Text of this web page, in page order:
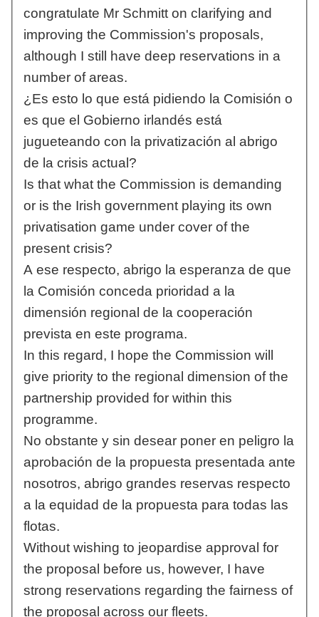
congratulate Mr Schmitt on clarifying and
improving the Commission's proposals,
although I still have deep reservations in a
number of areas.
¿Es esto lo que está pidiendo la Comisión o
es que el Gobierno irlandés está
jugueteando con la privatización al abrigo
de la crisis actual?
Is that what the Commission is demanding
or is the Irish government playing its own
privatisation game under cover of the
present crisis?
A ese respecto, abrigo la esperanza de que
la Comisión conceda prioridad a la
dimensión regional de la cooperación
prevista en este programa.
In this regard, I hope the Commission will
give priority to the regional dimension of the
partnership provided for within this
programme.
No obstante y sin desear poner en peligro la
aprobación de la propuesta presentada ante
nosotros, abrigo grandes reservas respecto
a la equidad de la propuesta para todas las
flotas.
Without wishing to jeopardise approval for
the proposal before us, however, I have
strong reservations regarding the fairness of
the proposal across our fleets.